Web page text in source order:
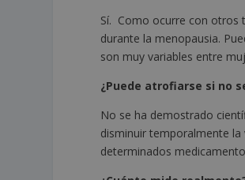
Sí. Como ocurre con otros
durante la menopausia.
son muy variables entre
¿Puede atrofiarse si no
No se ha demostrado
disminuir temporalmente
determinados